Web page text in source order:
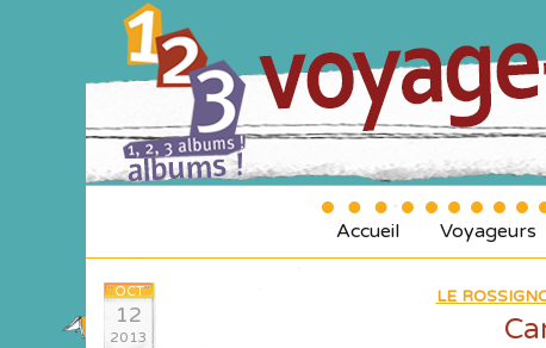
Accueil Voyageurs
OCT
12
2013
LE